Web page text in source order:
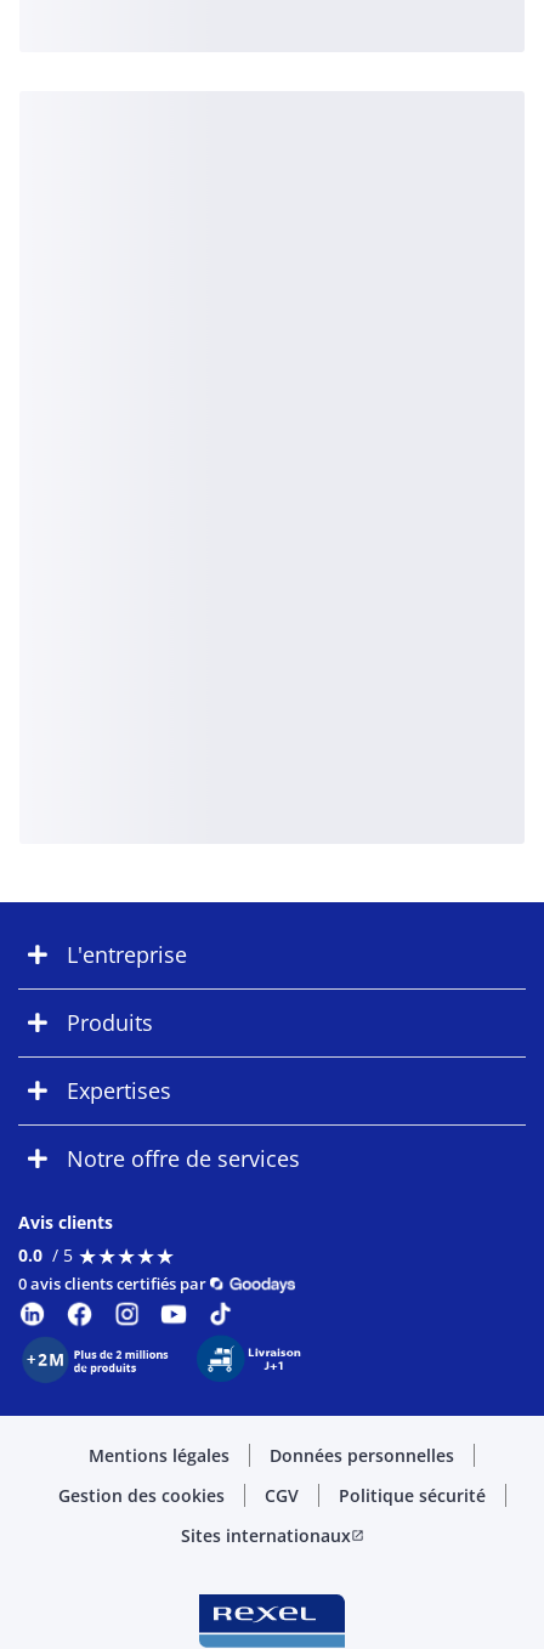
L'entreprise
Produits
Expertises
Notre offre de services
Avis clients
0.0 / 5 ★★★★★
★★★★★
0 avis clients certifiés par
Mentions légales
Données personnelles
Gestion des cookies
CGV
Politique sécurité
Sites internationauxopen_in_new